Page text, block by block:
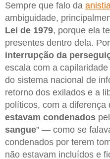
Sempre que falo da
ambiguidade,
Lei de 1979, porque ela
presentes dentro dela.
interrupção da
escala com a
do sistema nacional de
retorno dos exilados e a
políticos, com a diferença
estavam condenados
sangue” — como se
condenados por terem
não estavam incluídos e